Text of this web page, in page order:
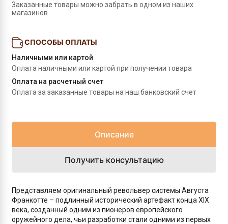
Заказанные товары можно забрать в одном из наших
магазинов
СПОСОБЫ ОПЛАТЫ
Наличными или картой
Оплата наличными или картой при получении товара
Оплата на расчетный счет
Оплата за заказанные товары на наш банковский счет
Описание
Получить консультацию
Представляем оригинальный револьвер системы Августа
Франкотте – подлинный исторический артефакт конца XIX
века, созданный одним из пионеров европейского
оружейного дела, чьи разработки стали одними из первых